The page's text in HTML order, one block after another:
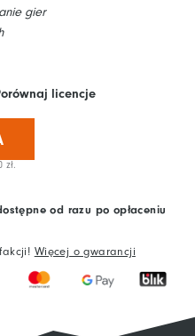
gier
licencje
zł.
od razu po opłaceniu
Więcej o gwarancji